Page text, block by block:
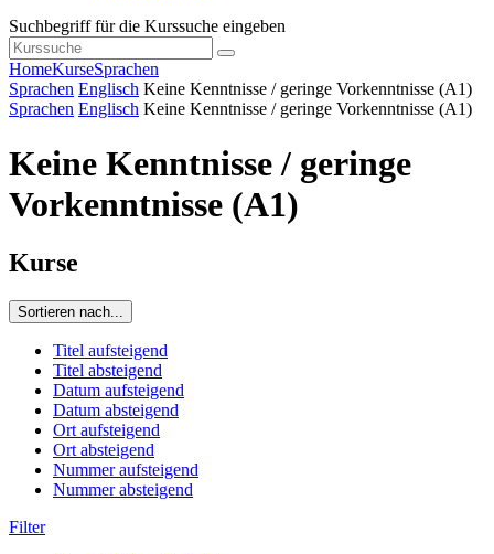
Suchbegriff für die Kurssuche eingeben
HomeKurseSprachen
Sprachen Englisch Keine Kenntnisse / geringe Vorkenntnisse (A1)
Sprachen Englisch Keine Kenntnisse / geringe Vorkenntnisse (A1)
Keine Kenntnisse / geringe
Vorkenntnisse (A1)
Kurse
Sortieren nach...
Titel aufsteigend
Titel absteigend
Datum aufsteigend
Datum absteigend
Ort aufsteigend
Ort absteigend
Nummer aufsteigend
Nummer absteigend
Filter